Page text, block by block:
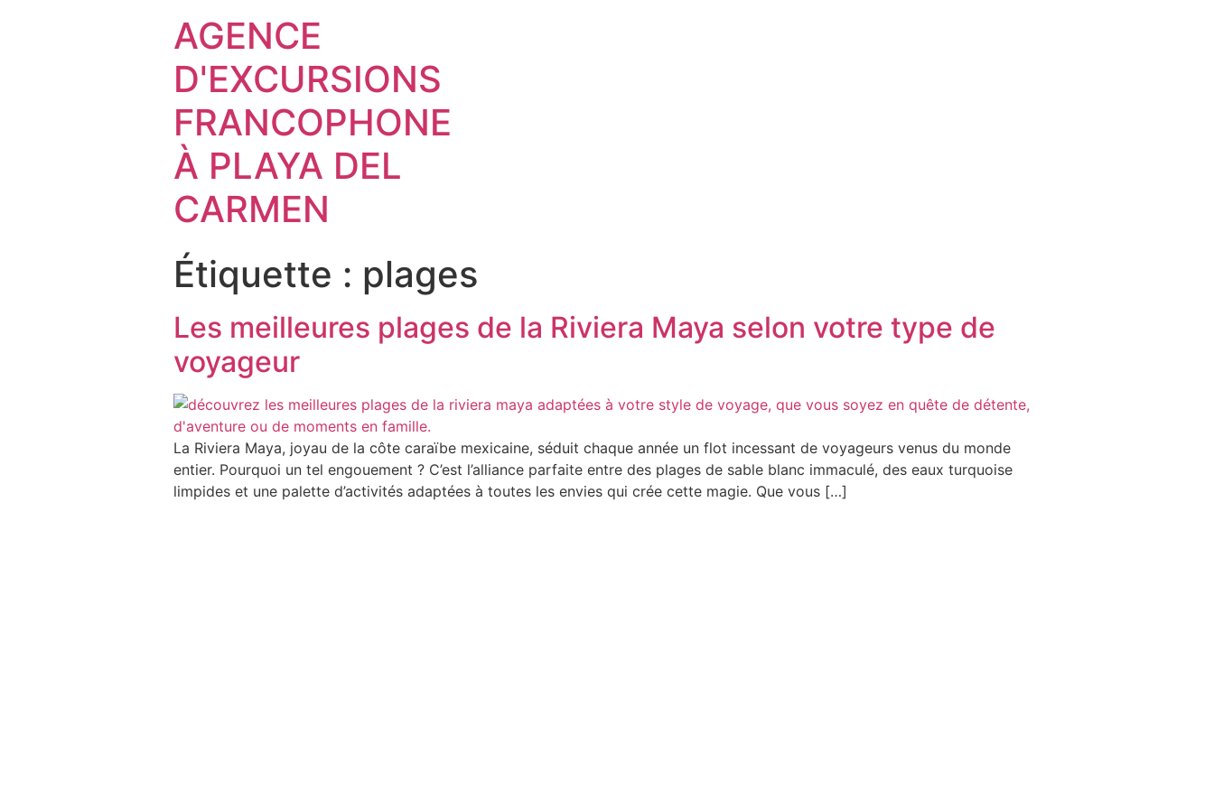
AGENCE
D'EXCURSIONS
FRANCOPHONE
À PLAYA DEL
CARMEN
Étiquette : plages
Les meilleures plages de la Riviera Maya selon votre type de
voyageur
La Riviera Maya, joyau de la côte caraïbe mexicaine, séduit chaque année un flot incessant de voyageurs venus du monde
entier. Pourquoi un tel engouement ? C’est l’alliance parfaite entre des plages de sable blanc immaculé, des eaux turquoise
limpides et une palette d’activités adaptées à toutes les envies qui crée cette magie. Que vous […]